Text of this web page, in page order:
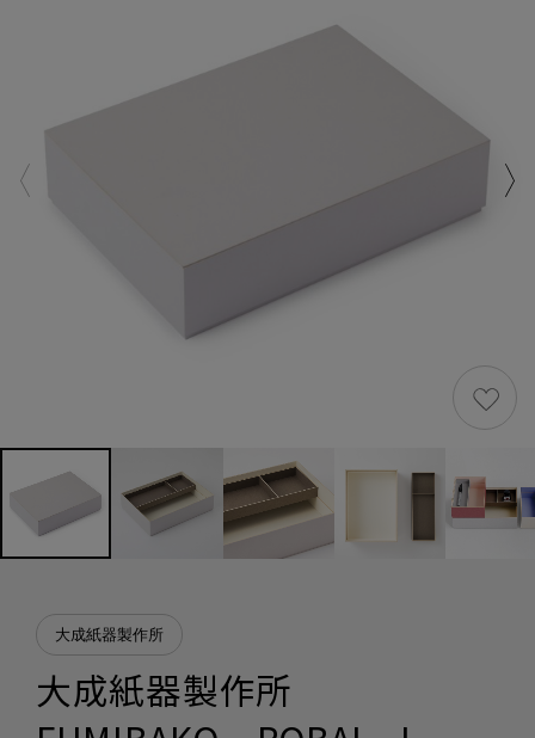
大成紙器製作所
大成紙器製作所